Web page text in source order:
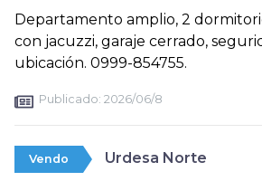
Departamento amplio, 2
con jacuzzi, garaje cerrado,
ubicación. 0999-854755.
Publicado: 2026/06/8
Vendo Urdesa Norte